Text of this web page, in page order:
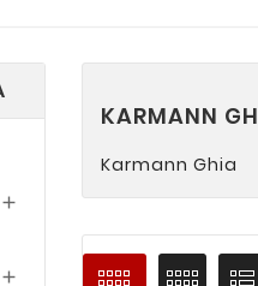


KARMANN
Karmann Ghia